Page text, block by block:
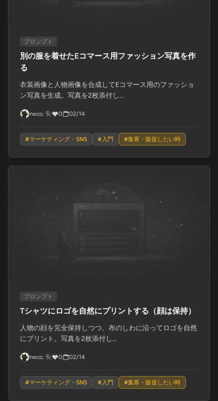
プロンプト
別の服を着せたEコマース用ファッション写真を作
る
衣装画像と人物画像を合成してEコマース用のファッショ
ン写真を生成。写真を2枚添付し...
neco.🐈‍⬛ 0 02/14
#マーケティング・SNS # 入門 #集客・販促したい時
プロンプト
Tシャツにロゴを自然にプリントする（顔は保持）
人物の顔を完全保持しつつ、布のしわに沿ってロゴを自然
にプリント。写真を2枚添付し...
neco.🐈‍⬛ 0 02/14
#マーケティング・SNS # 入門 #集客・販促したい時